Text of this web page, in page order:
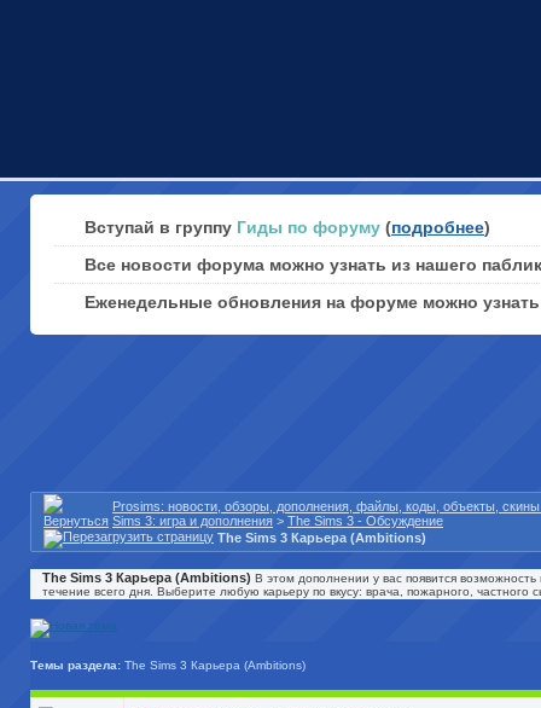
Вступай в группу Гиды по форуму (подробнее)
Все новости форума можно узнать из нашего
Еженедельные обновления на форуме можно
Prosims: новости, обзоры, дополнения, файлы, коды, объекты,
Sims 3: игра и дополнения > The Sims 3 - Обсуждение
The Sims 3 Карьера (Ambitions)
The Sims 3 Карьера (Ambitions) В этом дополнении у вас появится
течение всего дня. Выберите любую карьеру по вкусу: врача, пожарного,
Темы раздела: The Sims 3 Карьера (Ambitions)